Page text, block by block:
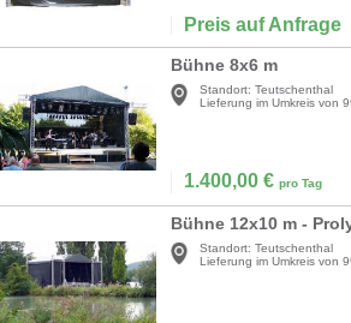
Preis auf Anfrage
Bühne 8x6 m
Standort: Teutschenthal
Lieferung im Umkreis von
1.400,00 € pro Tag
Standort: Teutschenthal
Lieferung im Umkreis von